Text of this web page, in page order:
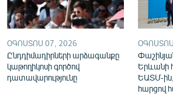
ՕԳՈՍՏՈՍ 07, 2026
Ընդդիմադիրների արձագանքը
կաթողիկոսի գործով
դատավարությունը
Երևանի
ԵԱՏՄ-
հարցով